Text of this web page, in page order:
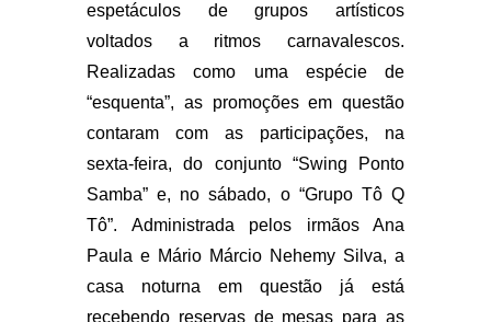
espetáculos de grupos artísticos
voltados a ritmos carnavalescos.
Realizadas como uma espécie de
“esquenta”, as promoções em questão
contaram com as participações, na
sexta-feira, do conjunto “Swing Ponto
Samba” e, no sábado, o “Grupo Tô Q
Tô”. Administrada pelos irmãos Ana
Paula e Mário Márcio Nehemy Silva, a
casa noturna em questão já está
recebendo reservas de mesas para as